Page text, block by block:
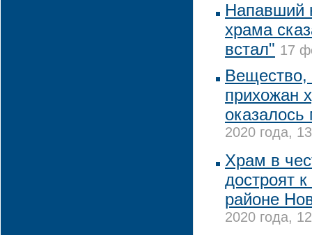
Напавший
храма
встал" 17
Вещество,
прихожан
оказалось
2020 года,
Храм в
достроят
районе
2020 года,